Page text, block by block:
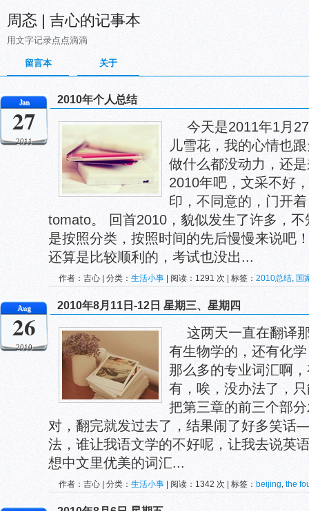
周忞 | 吉心的记事本
用文字记录点点滴滴
留言本 关于
Jan
27
2011
2010年个人总结
今天是2011年1月
儿雪花，我的心情也
做什么都没动力，还
2010年吧，文采不好
印，不同意的，门开
tomato。 回首2010，貌似发生了许多，
是按照分类，按照时间的先后慢慢来说吧
还算是比较顺利的，考试也没出...
作者：吉心 | 分类： 生活小事 | 阅读：1291 次 | 标签： 2010总结, 国
Aug
26
2010
2010年8月11日-12日 星期三、星期四
这两天一直在翻译
有生物学的，还有化
那么多的专业词汇啊
有，唉，没办法了，
把第三章的前三个部
对，翻完就发过去了，结果闹了好多笑
法，谁让我语文学的不好呢，让我去说英
想中文里优美的词汇...
作者：吉心 | 分类： 生活小事 | 阅读：1342 次 | 标签： beijing, the